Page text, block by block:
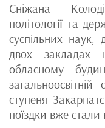
Сніжана
політології та
суспільних наук,
двох закладах
обласному
загальноосвітній
ступеня
поїздки вже